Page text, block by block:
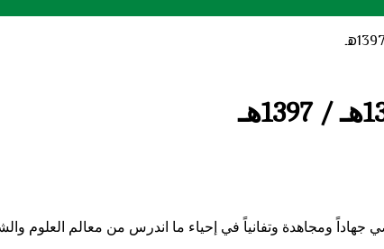
ومجاهدة وتفانياً في إحياء ما اندرس من معالم العلوم